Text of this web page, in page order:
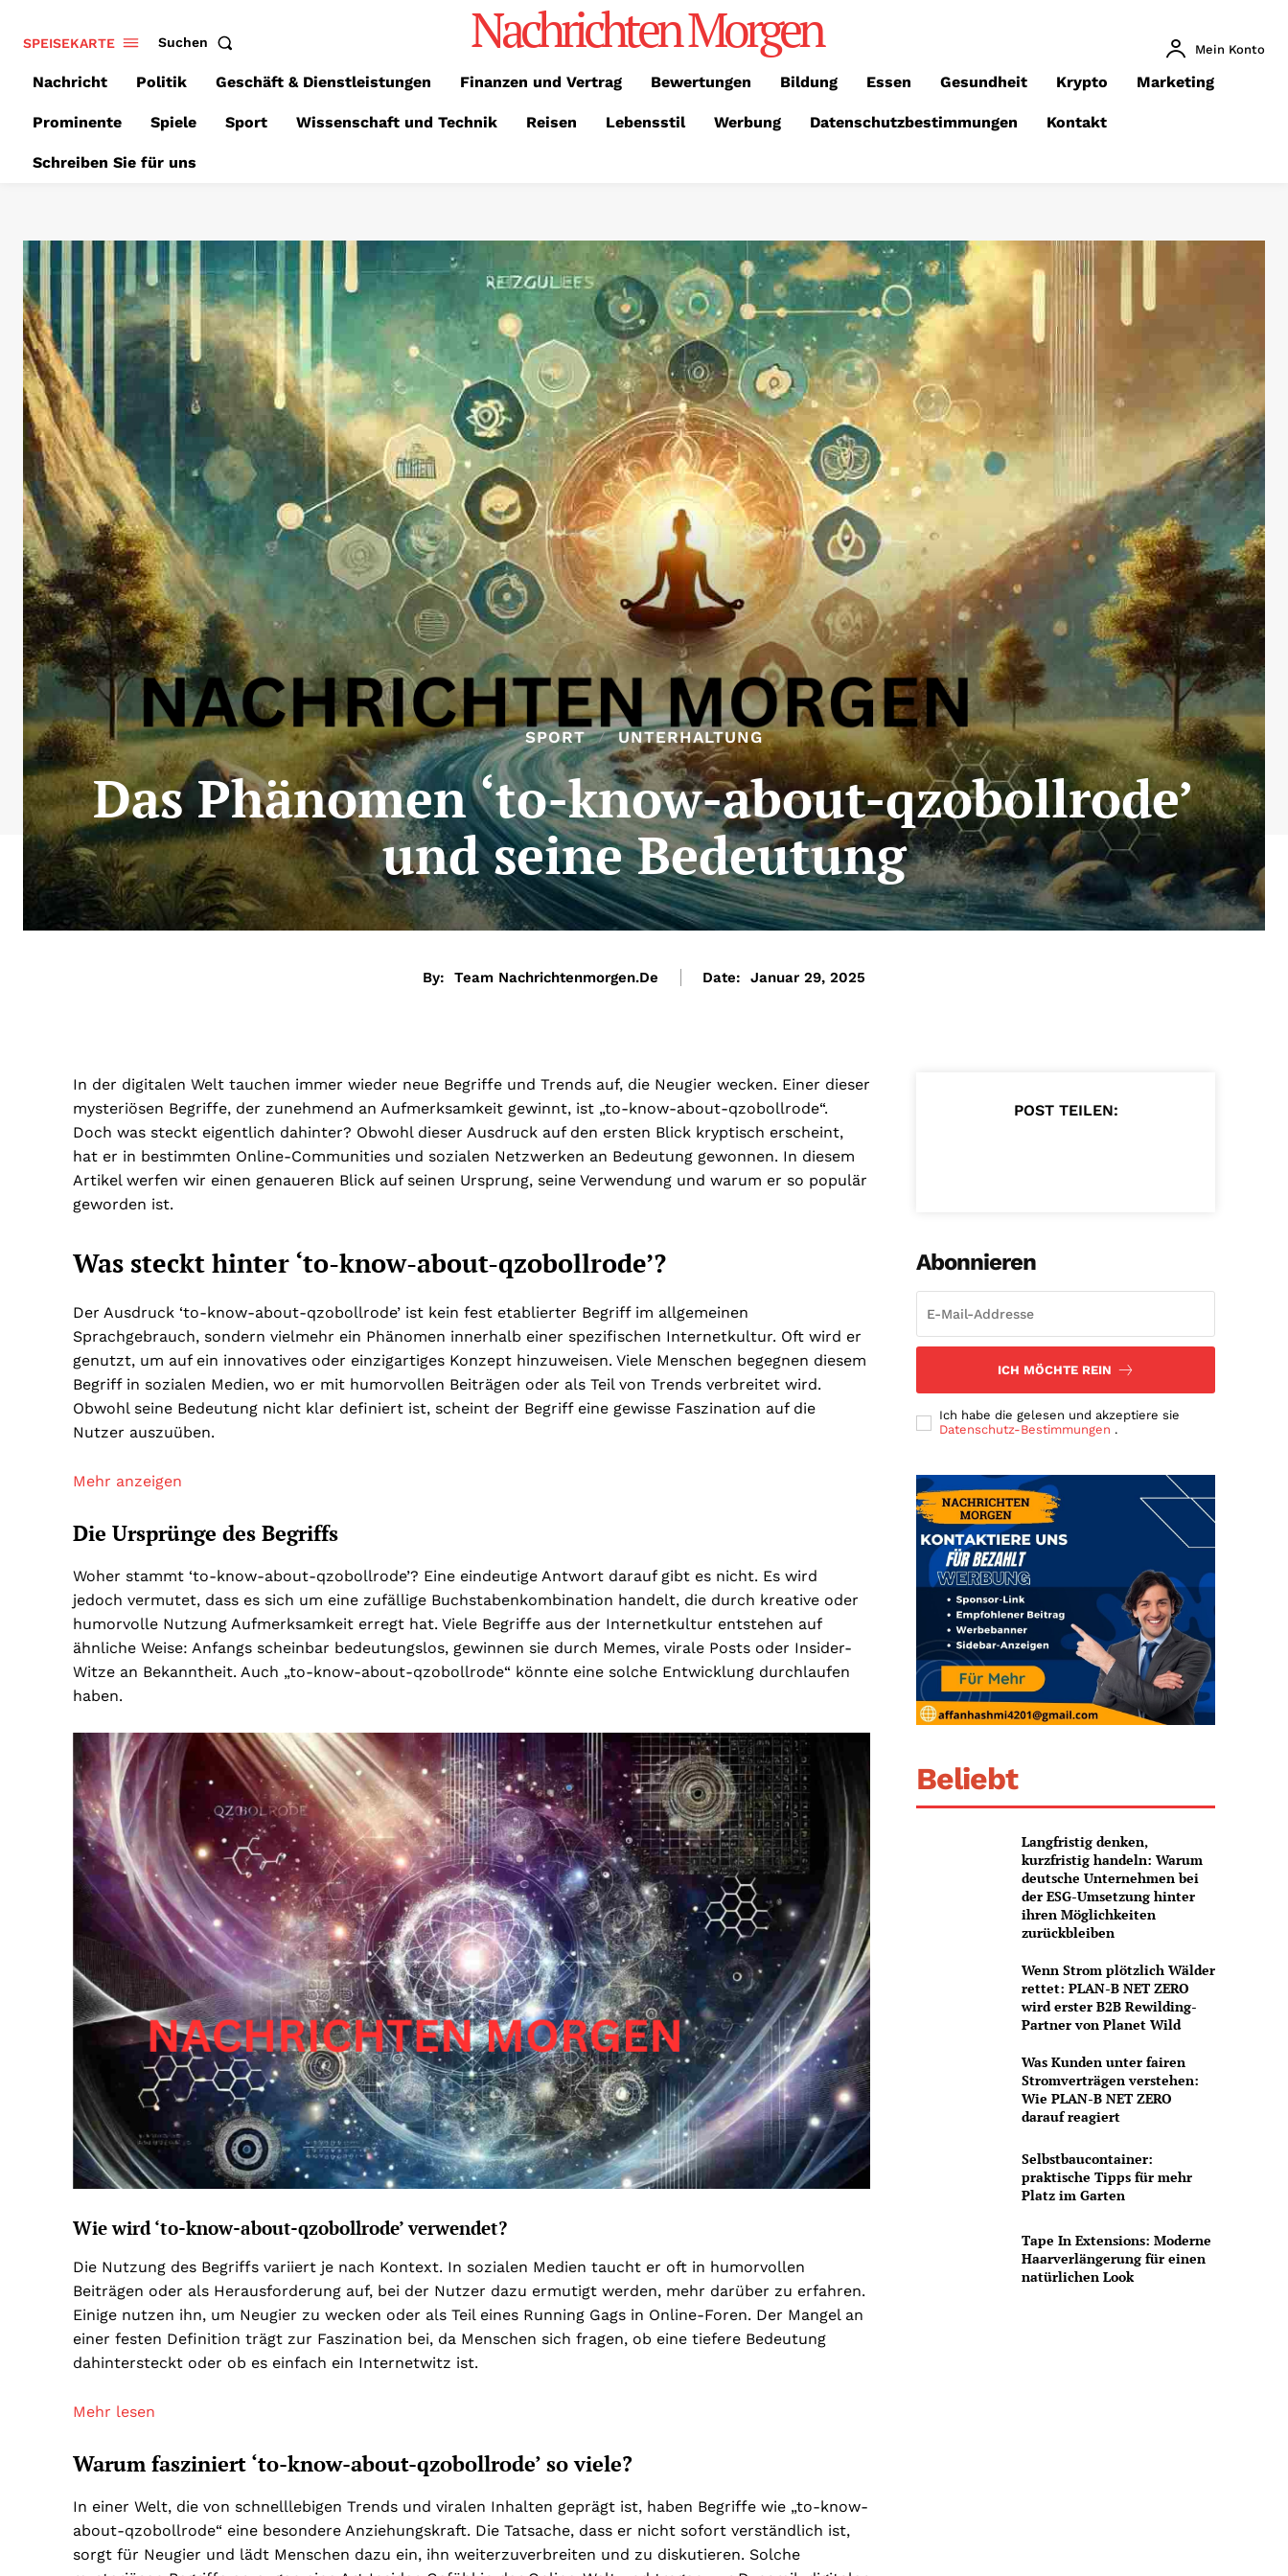
SPEISEKARTE Suchen Nachrichten Morgen Mein Konto
Nachricht Politik Geschäft & Dienstleistungen Finanzen und Vertrag Bewertungen Bildung Essen Gesundheit Krypto Marketing
Prominente Spiele Sport Wissenschaft und Technik Reisen Lebensstil Werbung Datenschutzbestimmungen Kontakt
Schreiben Sie für uns
SPORT UNTERHALTUNG
Das Phänomen ‘to-know-about-qzobollrode’
und seine Bedeutung
By: Team Nachrichtenmorgen.de Date: Januar 29, 2025
In der digitalen Welt tauchen immer wieder neue Begriffe und Trends auf, die Neugier wecken. Einer dieser
mysteriösen Begriffe, der zunehmend an Aufmerksamkeit gewinnt, ist „to-know-about-qzobollrode“.
Doch was steckt eigentlich dahinter? Obwohl dieser Ausdruck auf den ersten Blick kryptisch erscheint,
hat er in bestimmten Online-Communities und sozialen Netzwerken an Bedeutung gewonnen. In diesem
Artikel werfen wir einen genaueren Blick auf seinen Ursprung, seine Verwendung und warum er so populär
geworden ist.
Was steckt hinter ‘to-know-about-qzobollrode’?
Der Ausdruck ‘to-know-about-qzobollrode’ ist kein fest etablierter Begriff im allgemeinen
Sprachgebrauch, sondern vielmehr ein Phänomen innerhalb einer spezifischen Internetkultur. Oft wird er
genutzt, um auf ein innovatives oder einzigartiges Konzept hinzuweisen. Viele Menschen begegnen diesem
Begriff in sozialen Medien, wo er mit humorvollen Beiträgen oder als Teil von Trends verbreitet wird.
Obwohl seine Bedeutung nicht klar definiert ist, scheint der Begriff eine gewisse Faszination auf die
Nutzer auszuüben.
Mehr anzeigen
Die Ursprünge des Begriffs
Woher stammt ‘to-know-about-qzobollrode’? Eine eindeutige Antwort darauf gibt es nicht. Es wird
jedoch vermutet, dass es sich um eine zufällige Buchstabenkombination handelt, die durch kreative oder
humorvolle Nutzung Aufmerksamkeit erregt hat. Viele Begriffe aus der Internetkultur entstehen auf
ähnliche Weise: Anfangs scheinbar bedeutungslos, gewinnen sie durch Memes, virale Posts oder Insider-
Witze an Bekanntheit. Auch „to-know-about-qzobollrode“ könnte eine solche Entwicklung durchlaufen
haben.
Wie wird ‘to-know-about-qzobollrode’ verwendet?
Die Nutzung des Begriffs variiert je nach Kontext. In sozialen Medien taucht er oft in humorvollen
Beiträgen oder als Herausforderung auf, bei der Nutzer dazu ermutigt werden, mehr darüber zu erfahren.
Einige nutzen ihn, um Neugier zu wecken oder als Teil eines Running Gags in Online-Foren. Der Mangel an
einer festen Definition trägt zur Faszination bei, da Menschen sich fragen, ob eine tiefere Bedeutung
dahintersteckt oder ob es einfach ein Internetwitz ist.
Mehr lesen
Warum fasziniert ‘to-know-about-qzobollrode’ so viele?
In einer Welt, die von schnelllebigen Trends und viralen Inhalten geprägt ist, haben Begriffe wie „to-know-
about-qzobollrode“ eine besondere Anziehungskraft. Die Tatsache, dass er nicht sofort verständlich ist,
sorgt für Neugier und lädt Menschen dazu ein, ihn weiterzuverbreiten und zu diskutieren. Solche
POST TEILEN:
Abonnieren
ICH MÖCHTE REIN
Ich habe die gelesen und akzeptiere sie
Datenschutz-Bestimmungen .
Beliebt
Langfristig denken,
kurzfristig handeln: Warum
deutsche Unternehmen bei
der ESG-Umsetzung hinter
ihren Möglichkeiten
zurückbleiben
Wenn Strom plötzlich Wälder
rettet: PLAN-B NET ZERO
wird erster B2B Rewilding-
Partner von Planet Wild
Was Kunden unter fairen
Stromverträgen verstehen:
Wie PLAN-B NET ZERO
darauf reagiert
Selbstbaucontainer:
praktische Tipps für mehr
Platz im Garten
Tape In Extensions: Moderne
Haarverlängerung für einen
natürlichen Look